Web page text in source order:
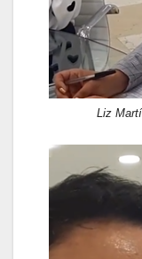
Liz